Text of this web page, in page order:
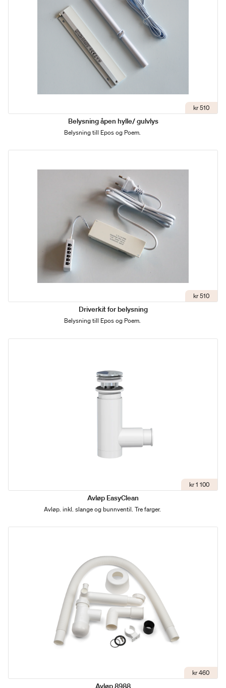
kr 510
Belysning åpen hylle/ gulvlys
Belysning till Epos og Poem.
kr 510
Driverkit for belysning
Belysning till Epos og Poem.
kr 1 100
Avløp EasyClean
Avløp. inkl. slange og bunnventil. Tre farger.
kr 460
Avløp 8988